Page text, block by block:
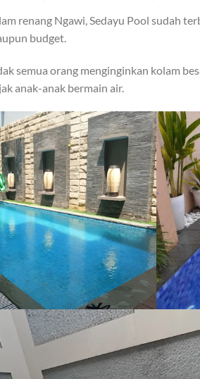
renang Ngawi, Sedayu Pool sudah
budget.
semua orang menginginkan kolam
anak-anak bermain air.